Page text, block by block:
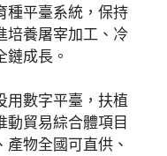
種平臺系統，保持
培養屠宰加工、冷
成長。
用數字平臺，扶植
動貿易綜合體項目
物全國可直供、